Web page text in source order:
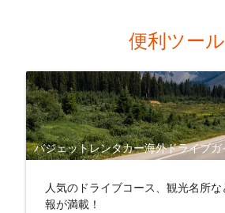
便利ツール
バジェットレンタカー海外ドライブガ
人気のドライブコース、観光名所
報が満載！